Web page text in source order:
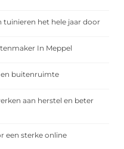
het hele jaar door
In Meppel
buitenruimte
aan herstel en beter
een sterke online